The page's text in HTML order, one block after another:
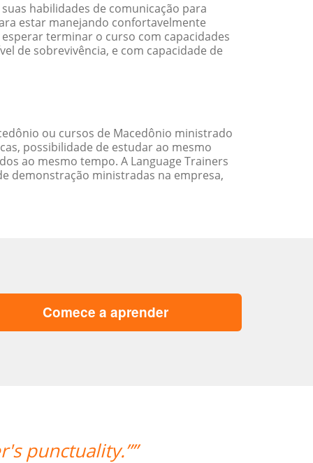
habilidades de comunicação para
estar manejando confortavelmente
terminar o curso com capacidades
de sobrevivência, e com capacidade de
ou cursos de Macedônio ministrado
possibilidade de estudar ao mesmo
ao mesmo tempo. A Language Trainers
demonstração ministradas na empresa,
Comece a aprender
“”The first lesson went very